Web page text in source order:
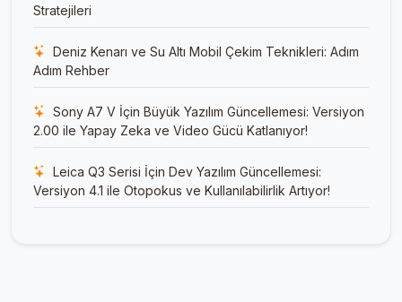
Stratejileri
Deniz Kenarı ve Su Altı Mobil Çekim Teknikleri: Adım
Adım Rehber
Sony A7 V İçin Büyük Yazılım Güncellemesi: Versiyon
2.00 ile Yapay Zeka ve Video Gücü Katlanıyor!
Leica Q3 Serisi İçin Dev Yazılım Güncellemesi:
Versiyon 4.1 ile Otopokus ve Kullanılabilirlik Artıyor!